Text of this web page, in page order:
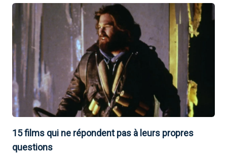
15 films qui ne répondent pas à leurs propres
questions